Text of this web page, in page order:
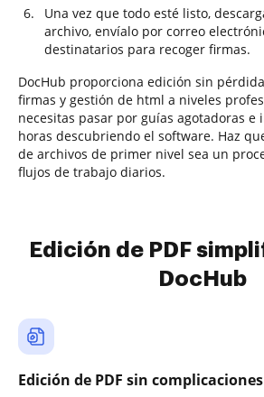
Una vez que todo esté listo,
archivo, envíalo por correo
destinatarios para recoger firmas.
DocHub proporciona edición sin
firmas y gestión de html a niveles
necesitas pasar por guías agotadoras e
horas descubriendo el software. Haz
de archivos de primer nivel sea un
flujos de trabajo diarios.
Edición de PDF
DocHub
Edición de PDF sin complicaciones